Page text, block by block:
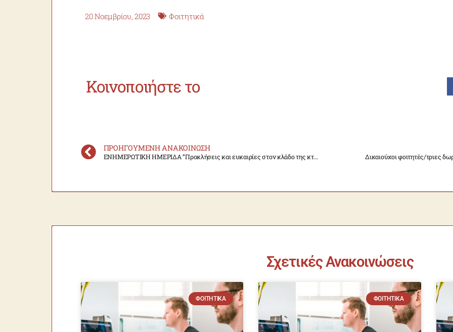
20 Νοεμβρίου, 2023 Φοιτητικά
Κοινοποιήστε το
ΠΡΟΗΓΟΎΜΕΝΗ ΑΝΑΚΟΊΝΩΣΗ
ΕΝΗΜΕΡΩΤΙΚΗ ΗΜΕΡΙΔΑ “Προκλήσεις και ευκαιρίες στον κλάδο της κτηνοτροφίας και ο ρόλος των διεπαγγελματικών οργανώσεων” Δικαιούχοι φοιτητές/τριες
Σχετικές Ανακοινώσεις
ΦΟΙΤΗΤΙΚΆ ΦΟΙΤΗΤΙΚΆ